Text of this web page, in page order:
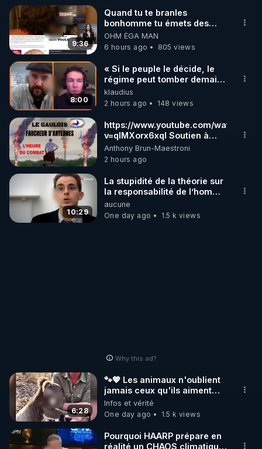
9:36
Quand tu te branles
bonhomme tu émets des
ondes ils ont juste omis de
t'expliquer
OHM ÉGA MAN
6 hours ago
805 views
8:00
« Si le peuple le décide, le
régime peut tomber demain !
»
klaudius
2 hours ago
148 views
https://www.youtube.com/watch?
v=qlMXorx6xqI Soutien à
tous les gardiens du Vivant
Anthony Brun-Maestroni
2 hours ago
10:29
La stupidité de la théorie sur
la responsabilité de l’homme
concernant le dioxyde de
carbone.
aucune
One day ago
1.5 k views
Why this ad?
6:28
🐾💖 Les animaux n'oublient
jamais ceux qu'ils aiment…
🥹❤️
Infos et vérité
One day ago
1.5 k views
Pourquoi HAARP prépare en
réalité un CHAOS climatique,